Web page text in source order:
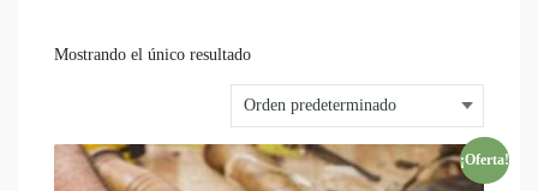
Mostrando el único resultado
¡Oferta!